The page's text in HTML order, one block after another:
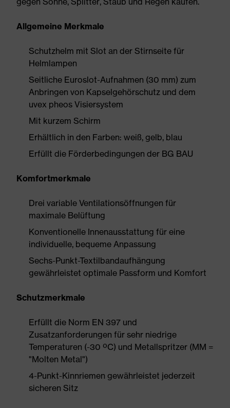
Allgemeine Merkmale
Schutzhelm mit Slot an der Stirnseite für
Helmlampen
Seitliche Euroslot-Aufnahmen (30 mm) zum
Anbringen von Kapselgehörschutz und dem
uvex pheos Visiersystem
Mit kurzem Schirm
Erhältlich in den Farben: weiß, gelb, blau
Erfüllt die Förderbedingungen der BG BAU
Komfortmerkmale
Drei variable Ventilationsöffnungen für
maximale Belüftung
Konventionelle Innenausstattung für eine
individuelle, bequeme Anpassung
Sechs-Punkt-Textilbandaufhängung
gewährleistet optimale Passform und Komfort
Schutzmerkmale
Erfüllt die Norm EN 397 und
Zusatzanforderungen für sehr niedrige
Temperaturen (-30 ºC) und Metallspritzer (MM =
"Molten Metal")
4-Punkt-Kinnriemen gewährleistet jederzeit
sicheren Sitz